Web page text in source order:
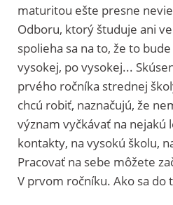
maturitou ešte presne
Odboru, ktorý študuje ani
spolieha sa na to, že to
vysokej, po vysokej...
prvého ročníka strednej
chcú robiť, naznačujú, že
význam vyčkávať na nejakú
kontakty, na vysokú školu,
Pracovať na sebe môžete
V prvom ročníku. Ako sa do